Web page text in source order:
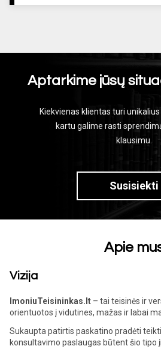
Aptarkime jūsų
Kiekvienas klientas turi
kartu galime rasti
klausimu.
Susisiekti
Apie
Vizija
ImoniuTeisininkas.lt – tai teisinės ir
orientuotos į vidutines, mažas ir labai
Sukaupta patirtis paskatino pradėti
konsultavimo paslaugas būtent šio tipo